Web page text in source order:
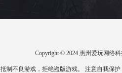
Copyright © 2024 惠州爱玩网络
抵制不良游戏，拒绝盗版游戏。 注意自我保